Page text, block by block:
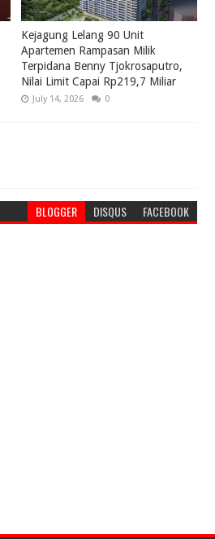
Kejagung Lelang 90 Unit
Apartemen Rampasan Milik
Terpidana Benny Tjokrosaputro,
Nilai Limit Capai Rp219,7 Miliar
July 14, 2026 0
BLOGGER DISQUS FACEBOOK